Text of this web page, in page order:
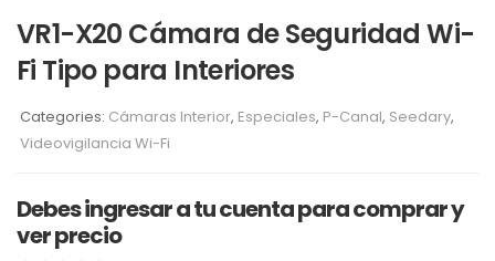
VR1-X20 Cámara de Seguridad Wi-
Fi Tipo para Interiores
Categories: Cámaras Interior, Especiales, P-Canal, Seedary,
Videovigilancia Wi-Fi
Debes ingresar a tu cuenta para comprar y
ver precio